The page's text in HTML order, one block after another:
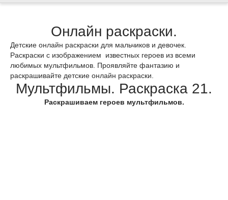
Онлайн раскраски.
Детские онлайн раскраски для мальчиков и девочек.
Раскраски с изображением известных героев из всеми
любимых мультфильмов. Проявляйте фантазию и
раскрашивайте детские онлайн раскраски.
Мультфильмы. Раскраска 21.
Раскрашиваем героев мультфильмов.